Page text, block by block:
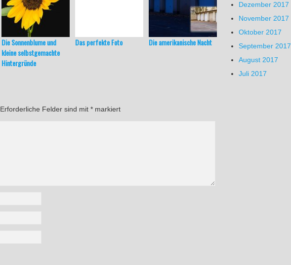
Die Sonnenblume und
kleine selbstgemachte
Hintergründe
Das perfekte Foto Die amerikanische Nacht
Ersatzmessungen im
gleichen Licht
Erforderliche Felder sind mit * markiert
Dezember 2017
November 2017
Oktober 2017
September 2017
August 2017
Juli 2017